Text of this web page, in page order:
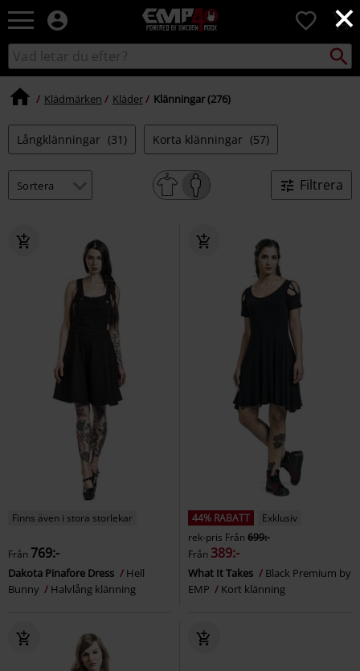
×
EMP
-
Musik,
TV
&
-
Alternativt
0
Sök
i
Sök
Klädmärken Kläder Klänningar (276)
Långklänningar (31) Korta klänningar (57)
Filtrera
Finns även i stora storlekar
Från 769:-
Dakota Pinafore Dress
Hell
Bunny
Halvlång klänning
44% RABATT
Exklusiv
rek-pris Från699:-
Från 389:-
What It Takes
Black Premium by
EMP
Kort klänning